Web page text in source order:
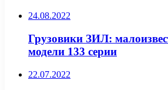
24.08.2022
Грузовики ЗИЛ:
модели 133 серии
22.07.2022